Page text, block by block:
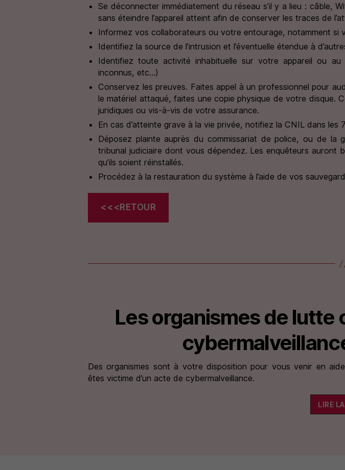
Se déconnecter immédiatement du réseau s’il y a lieu : câble,
sans éteindre l’appareil atteint afin de conserver les traces de
Informez vos collaborateurs ou votre entourage, notamment si
Identifiez la source de l’intrusion et l’éventuelle étendue à
Identifiez toute activité inhabituelle sur votre appareil ou au
inconnus, etc…)
Conservez les preuves. Faites appel à un professionnel pour
le matériel attaqué, faites une copie physique de votre disque.
juridiques ou vis-à-vis de votre assurance.
En cas d’atteinte grave à la vie privée, notifiez la CNIL dans les
Déposez plainte auprès du commissariat de police, ou de la
tribunal judiciaire dont vous dépendez. Les enquêteurs
qu’ils soient réinstallés.
Procédez à la restauration du système à l’aide de vos
<<<RETOUR
Les organismes de lutte
Des organismes sont à votre disposition pour vous venir en
êtes victime d’un acte de cybermalveillance.
LIRE